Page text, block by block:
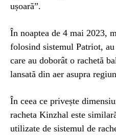
ușoară”.
În noaptea de 4 mai 2023,
folosind sistemul Patriot,
care au doborât o rachetă
lansată din aer asupra
În ceea ce privește
racheta Kinzhal este
utilizate de sistemul de